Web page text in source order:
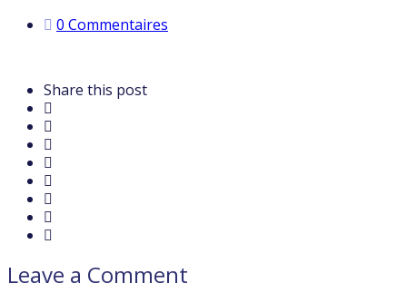
0 Commentaires
Share this post
Leave a Comment